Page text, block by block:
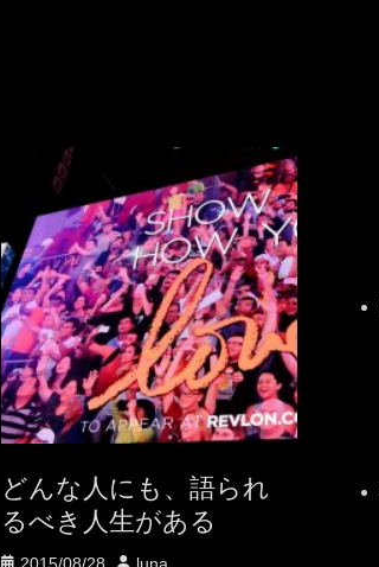
どんな人にも、語られ
るべき人生がある
投 2015/08/28 投 luna